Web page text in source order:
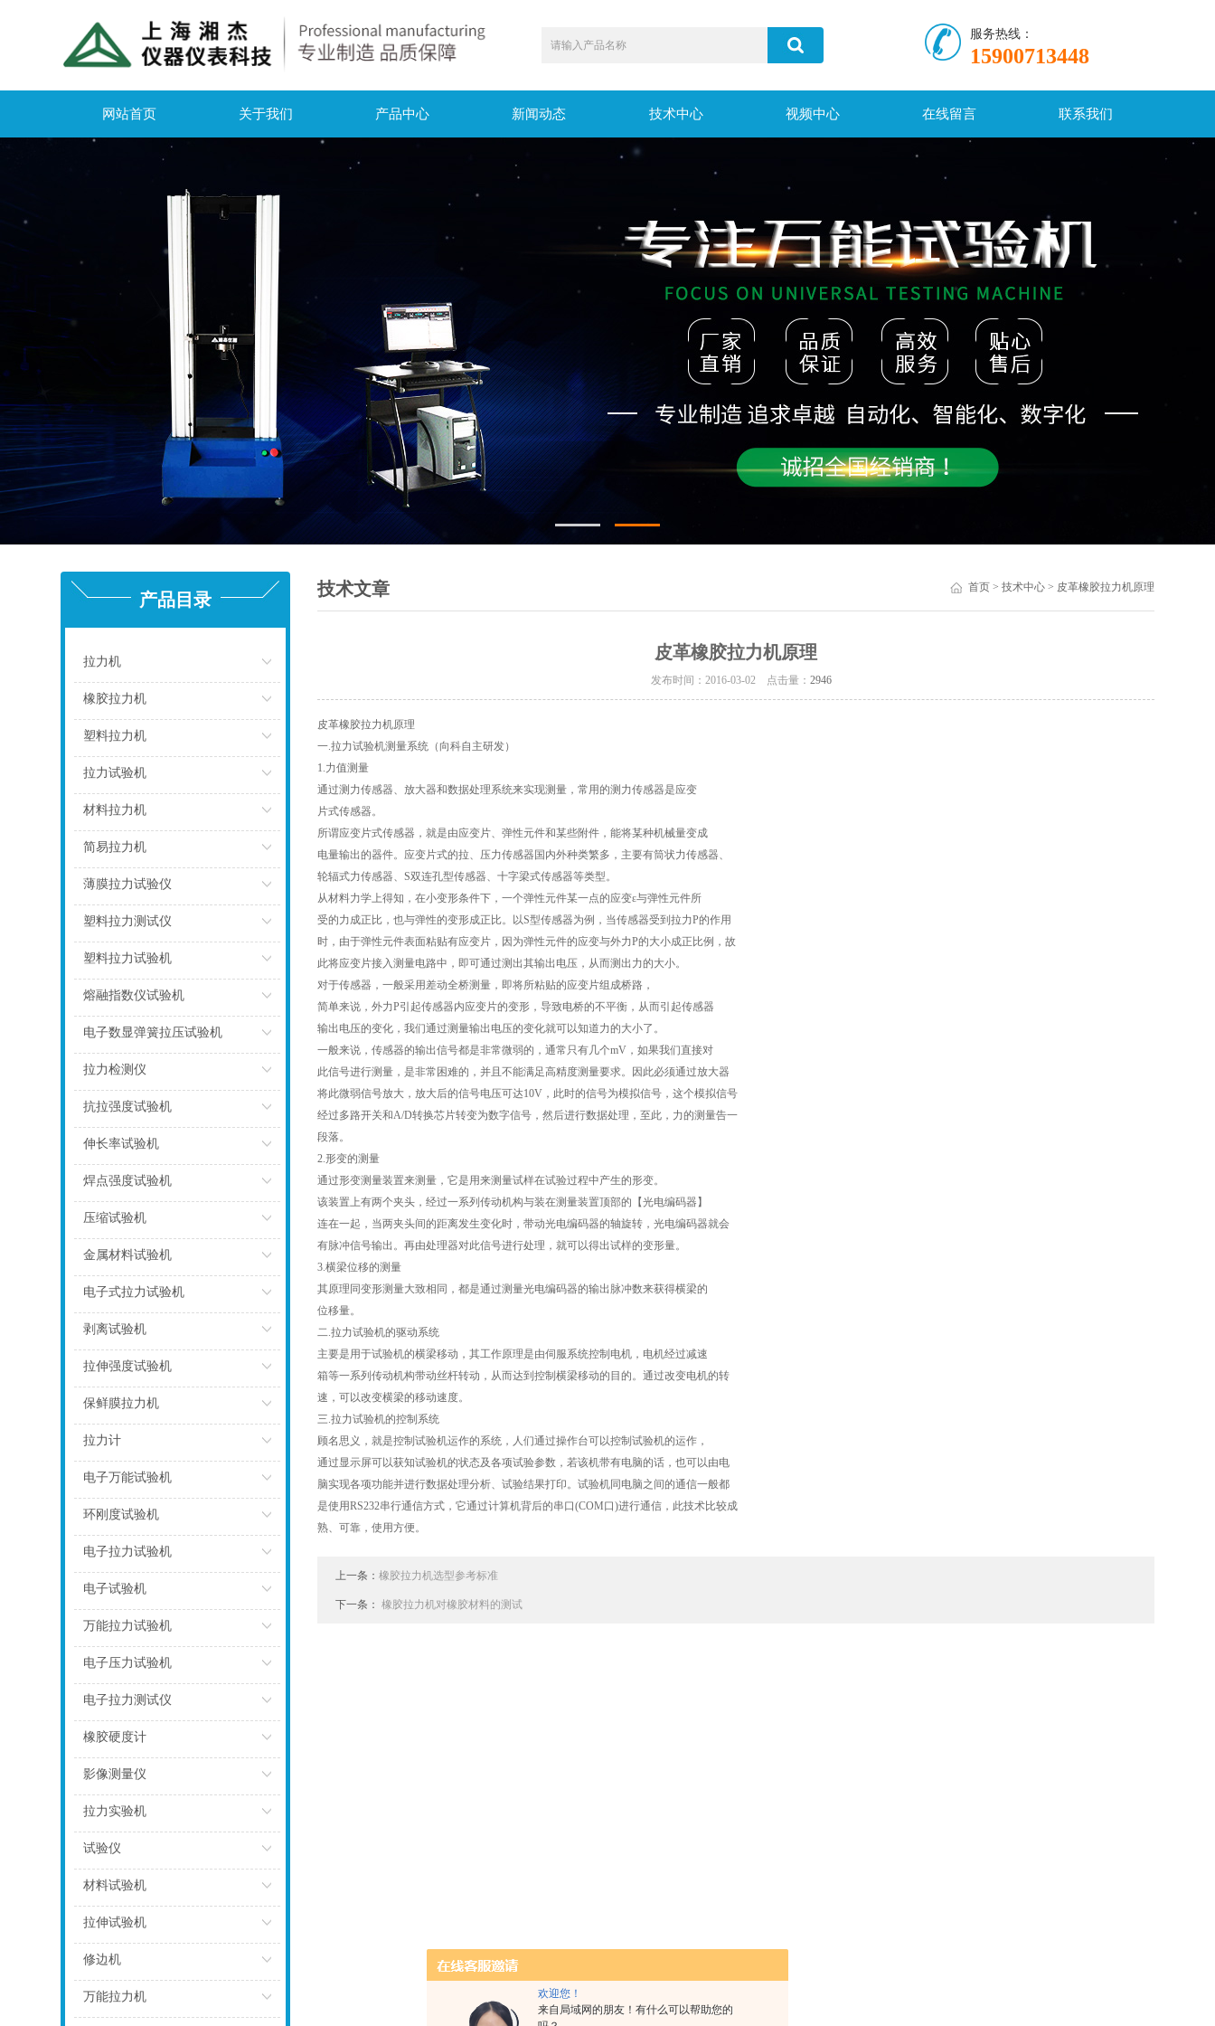
欢迎您！
来自局域网的朋友！有什么可以帮助您的
服务热线：
15900713448
网站首页 关于我们 产品中心 新闻动态 技术中心 视频中心 在线留言 联系我们
产品目录
拉力机
橡胶拉力机
塑料拉力机
拉力试验机
材料拉力机
简易拉力机
薄膜拉力试验仪
塑料拉力测试仪
塑料拉力试验机
熔融指数仪试验机
电子数显弹簧拉压试验机
拉力检测仪
抗拉强度试验机
伸长率试验机
焊点强度试验机
压缩试验机
金属材料试验机
电子式拉力试验机
剥离试验机
拉伸强度试验机
保鲜膜拉力机
拉力计
电子万能试验机
环刚度试验机
电子拉力试验机
电子试验机
万能拉力试验机
电子压力试验机
电子拉力测试仪
橡胶硬度计
影像测量仪
拉力实验机
试验仪
材料试验机
拉伸试验机
修边机
万能拉力机
技术文章 首页> 技术中心> 皮革橡胶拉力机原理
皮革橡胶拉力机原理
发布时间：2016-03-02 点击量：2946
皮革橡胶拉力机原理
一.拉力试验机测量系统（向科自主研发）
1.力值测量
通过测力传感器、放大器和数据处理系统来实现测量，常用的测力传感器是应变
片式传感器。
所谓应变片式传感器，就是由应变片、弹性元件和某些附件，能将某种机械量变成
电量输出的器件。应变片式的拉、压力传感器国内外种类繁多，主要有筒状力传感器、
轮辐式力传感器、S双连孔型传感器、十字梁式传感器等类型。
从材料力学上得知，在小变形条件下，一个弹性元件某一点的应变ε与弹性元件所
受的力成正比，也与弹性的变形成正比。以S型传感器为例，当传感器受到拉力P的作用
时，由于弹性元件表面粘贴有应变片，因为弹性元件的应变与外力P的大小成正比例，故
此将应变片接入测量电路中，即可通过测出其输出电压，从而测出力的大小。
对于传感器，一般采用差动全桥测量，即将所粘贴的应变片组成桥路，
简单来说，外力P引起传感器内应变片的变形，导致电桥的不平衡，从而引起传感器
输出电压的变化，我们通过测量输出电压的变化就可以知道力的大小了。
一般来说，传感器的输出信号都是非常微弱的，通常只有几个mV，如果我们直接对
此信号进行测量，是非常困难的，并且不能满足高精度测量要求。因此必须通过放大器
将此微弱信号放大，放大后的信号电压可达10V，此时的信号为模拟信号，这个模拟信号
经过多路开关和A/D转换芯片转变为数字信号，然后进行数据处理，至此，力的测量告一
段落。
2.形变的测量
通过形变测量装置来测量，它是用来测量试样在试验过程中产生的形变。
该装置上有两个夹头，经过一系列传动机构与装在测量装置顶部的【光电编码器】
连在一起，当两夹头间的距离发生变化时，带动光电编码器的轴旋转，光电编码器就会
有脉冲信号输出。再由处理器对此信号进行处理，就可以得出试样的变形量。
3.横梁位移的测量
其原理同变形测量大致相同，都是通过测量光电编码器的输出脉冲数来获得横梁的
位移量。
二.拉力试验机的驱动系统
主要是用于试验机的横梁移动，其工作原理是由伺服系统控制电机，电机经过减速
箱等一系列传动机构带动丝杆转动，从而达到控制横梁移动的目的。通过改变电机的转
速，可以改变横梁的移动速度。
三.拉力试验机的控制系统
顾名思义，就是控制试验机运作的系统，人们通过操作台可以控制试验机的运作，
通过显示屏可以获知试验机的状态及各项试验参数，若该机带有电脑的话，也可以由电
脑实现各项功能并进行数据处理分析、试验结果打印。试验机同电脑之间的通信一般都
是使用RS232串行通信方式，它通过计算机背后的串口(COM口)进行通信，此技术比较成
熟、可靠，使用方便。
上一条：橡胶拉力机选型参考标准
下一条：橡胶拉力机对橡胶材料的测试